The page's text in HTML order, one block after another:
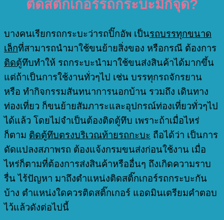
ติดสติ๊กเกอร์รถกระบะมีกี่จุด?
บางคนเรียกรถกระบะว่ารถปิ๊กอัพ เป็นรถบรรทุกขนาด
เล็กที่สามารถนำมาใช้ขนย้ายสิ่งของ หรือกรณี ต้องการ
ติดตู้ทึบทำให้ รถกระบะนำมาใช้ขนส่งสินค้าได้มากขึ้น
แต่ถ้าเป็นการใช้งานทั่วๆไป เช่น บรรทุกรถจักรยาน
หรือ ทำกิจกรรมสันทนาการนอกบ้าน รวมถึง เดินทาง
ท่องเที่ยว ก็ขนย้ายสัมภาระและอุปกรณ์ท่องเที่ยวทั่วๆไป
ได้แล้ว โดยไม่จำเป็นต้องติดตู้ทึบ เพราะถ้าเมื่อไหร่
ก็ตาม ติดตู้ทึบตรงบริเวณท้ายรถกะบะ ถือได้ว่า เป็นการ
ดัดแปลงสภาพรถ ต้องแจ้งกรมขนส่งก่อนใช้งาน เมื่อ
ไหร่ก็ตามที่ต้องการส่งสินค้าหรืออื่นๆ ถึงเกิดความราบ
รื่น ไร้ปัญหา มาถึงตำแหน่งติดสติ๊กเกอร์รถกระบะกัน
บ้าง ตำแหน่งใดควรติดสติ๊กเกอร์ แอดมินเตรียมคำตอบ
ไว้แล้วดังต่อไปนี้